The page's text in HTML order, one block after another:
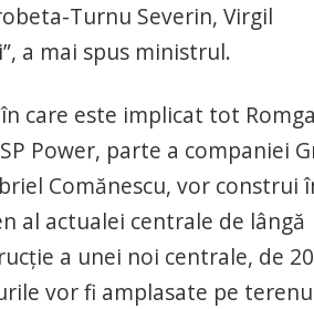
Turnu Severin, Virgil
a mai spus ministrul.
care este implicat tot
Power, parte a companiei
Comănescu, vor construi
al actualei centrale de lângă
a unei noi centrale, de
vor fi amplasate pe